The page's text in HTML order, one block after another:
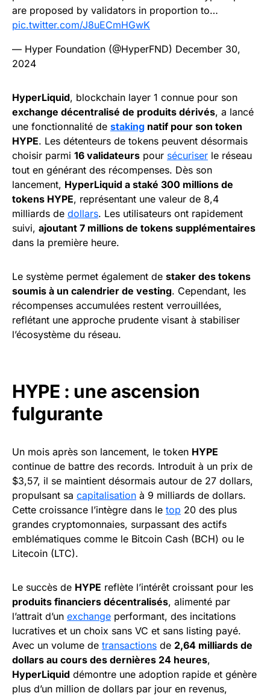
are proposed by validators in proportion to…
pic.twitter.com/J8uECmHGwK
— Hyper Foundation (@HyperFND) December 30,
2024
HyperLiquid, blockchain layer 1 connue pour son
exchange décentralisé de produits dérivés, a lancé
une fonctionnalité de staking natif pour son token
HYPE. Les détenteurs de tokens peuvent désormais
choisir parmi 16 validateurs pour sécuriser le réseau
tout en générant des récompenses. Dès son
lancement, HyperLiquid a staké 300 millions de
tokens HYPE, représentant une valeur de 8,4
milliards de dollars. Les utilisateurs ont rapidement
suivi, ajoutant 7 millions de tokens supplémentaires
dans la première heure.
Le système permet également de staker des tokens
soumis à un calendrier de vesting. Cependant, les
récompenses accumulées restent verrouillées,
reflétant une approche prudente visant à stabiliser
l’écosystème du réseau.
HYPE : une ascension
fulgurante
Un mois après son lancement, le token HYPE
continue de battre des records. Introduit à un prix de
$3,57, il se maintient désormais autour de 27 dollars,
propulsant sa capitalisation à 9 milliards de dollars.
Cette croissance l’intègre dans le top 20 des plus
grandes cryptomonnaies, surpassant des actifs
emblématiques comme le Bitcoin Cash (BCH) ou le
Litecoin (LTC).
Le succès de HYPE reflète l’intérêt croissant pour les
produits financiers décentralisés, alimenté par
l’attrait d’un exchange performant, des incitations
lucratives et un choix sans VC et sans listing payé.
Avec un volume de transactions de 2,64 milliards de
dollars au cours des dernières 24 heures,
HyperLiquid démontre une adoption rapide et génère
plus d’un million de dollars par jour en revenus,